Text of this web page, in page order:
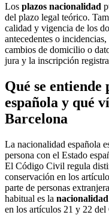
Los plazos nacionalidad
del plazo legal teórico.
calidad y vigencia de los
antecedentes o
cambios de domicilio o
jura y la inscripción
Qué se
española y qué
Barcelona
La nacionalidad española
persona con el Estado
El Código Civil regula
conservación en los
parte de personas
habitual es la
en los artículos 21 y 22